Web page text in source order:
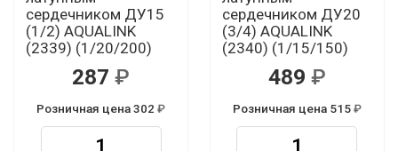
сердечником ДУ15
(1/2) AQUALINK
(2339) (1/20/200)
287
Розничная цена 302
сердечником ДУ20
(3/4) AQUALINK
(2340) (1/15/150)
489
Розничная цена 515